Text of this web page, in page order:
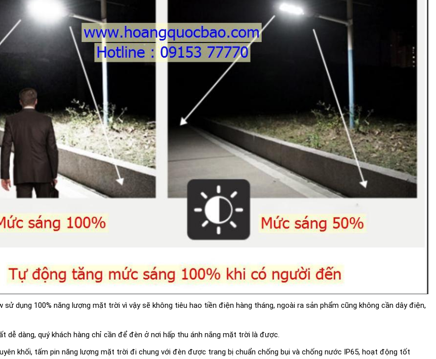
sử dụng 100% năng lượng mặt trời vì vậy sẽ không tiêu hao tiền điện hàng tháng, ngoài ra sản phẩm cũng không cần dây điện,
dễ dàng, quý khách hàng chỉ cần để đèn ở nơi hấp thu ánh nắng mặt trời là được.
khối, tấm pin năng lượng mặt trời đi chung với đèn được trang bị chuẩn chống bụi và chống nước IP65, hoạt động tốt